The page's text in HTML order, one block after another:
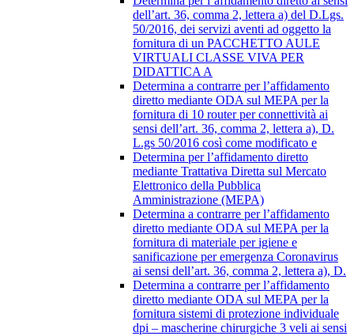
dell’art. 36, comma 2, lettera a) del D.Lgs.
50/2016, dei servizi aventi ad oggetto la
fornitura di un PACCHETTO AULE
VIRTUALI CLASSE VIVA PER
DIDATTICA A
Determina a contrarre per l’affidamento
diretto mediante ODA sul MEPA per la
fornitura di 10 router per connettività ai
sensi dell’art. 36, comma 2, lettera a), D.
L.gs 50/2016 così come modificato e
Determina per l’affidamento diretto
mediante Trattativa Diretta sul Mercato
Elettronico della Pubblica
Amministrazione (MEPA)
Determina a contrarre per l’affidamento
diretto mediante ODA sul MEPA per la
fornitura di materiale per igiene e
sanificazione per emergenza Coronavirus
ai sensi dell’art. 36, comma 2, lettera a), D.
Determina a contrarre per l’affidamento
diretto mediante ODA sul MEPA per la
fornitura sistemi di protezione individuale
dpi – mascherine chirurgiche 3 veli ai sensi